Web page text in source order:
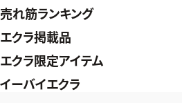
売れ筋ランキング
エクラ掲載品
エクラ限定アイテム
イーバイエクラ